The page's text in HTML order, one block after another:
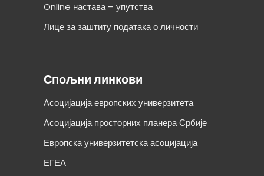
Online настава – упутства
Лице за заштиту података о личности
Спољни линкови
Асоцијација европских универзитета
Асоцијација просторних планера Србије
Европска универзитетска асоцијација
ЕГЕА